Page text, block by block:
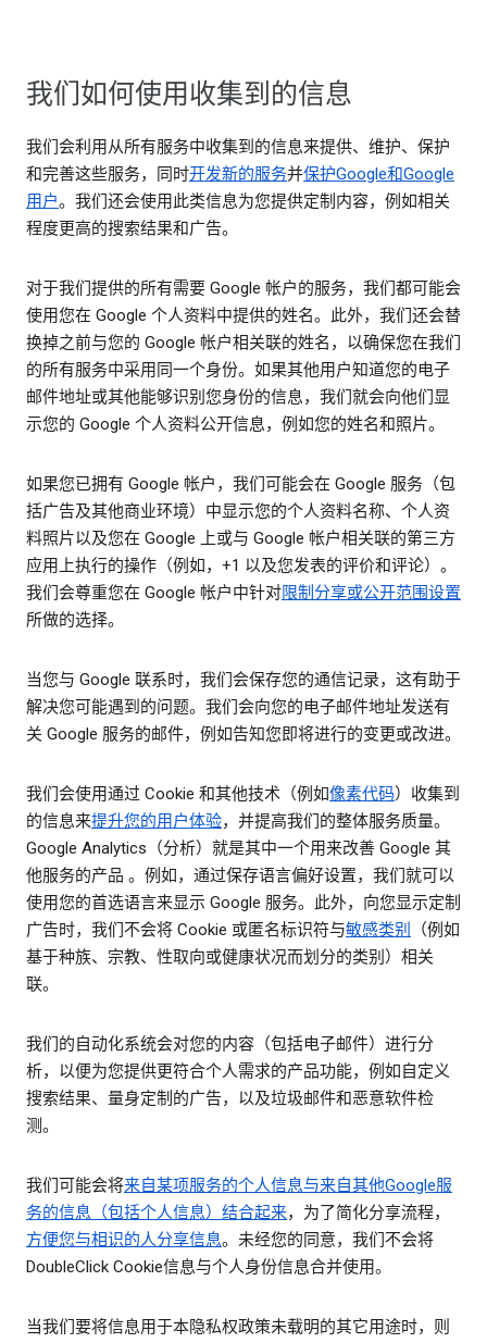
我们如何使用收集到的信息
我们会利用从所有服务中收集到的信息来提供、维护、保护
和完善这些服务，同时开发新的服务并保护Google和Google
用户。我们还会使用此类信息为您提供定制内容，例如相关
程度更高的搜索结果和广告。
对于我们提供的所有需要 Google 帐户的服务，我们都可能会
使用您在 Google 个人资料中提供的姓名。此外，我们还会替
换掉之前与您的 Google 帐户相关联的姓名，以确保您在我们
的所有服务中采用同一个身份。如果其他用户知道您的电子
邮件地址或其他能够识别您身份的信息，我们就会向他们显
示您的 Google 个人资料公开信息，例如您的姓名和照片。
如果您已拥有 Google 帐户，我们可能会在 Google 服务（包
括广告及其他商业环境）中显示您的个人资料名称、个人资
料照片以及您在 Google 上或与 Google 帐户相关联的第三方
应用上执行的操作（例如，+1 以及您发表的评价和评论）。
我们会尊重您在 Google 帐户中针对限制分享或公开范围设置
所做的选择。
当您与 Google 联系时，我们会保存您的通信记录，这有助于
解决您可能遇到的问题。我们会向您的电子邮件地址发送有
关 Google 服务的邮件，例如告知您即将进行的变更或改进。
我们会使用通过 Cookie 和其他技术（例如像素代码）收集到
的信息来提升您的用户体验，并提高我们的整体服务质量。
Google Analytics（分析）就是其中一个用来改善 Google 其
他服务的产品 。例如，通过保存语言偏好设置，我们就可以
使用您的首选语言来显示 Google 服务。此外，向您显示定制
广告时，我们不会将 Cookie 或匿名标识符与敏感类别
（例如
基于种族、宗教、性取向或健康状况而划分的类别）相关
联。
我们的自动化系统会对您的内容（包括电子邮件）进行分
析，以便为您提供更符合个人需求的产品功能，例如自定义
搜索结果、量身定制的广告，以及垃圾邮件和恶意软件检
测。
我们可能会将来自某项服务的个人信息与来自其他Google服
务的信息（包括个人信息）结合起来，为了简化分享流程，
方便您与相识的人分享信息。未经您的同意，我们不会将
DoubleClick Cookie信息与个人身份信息合并使用。
当我们要将信息用于本隐私权政策未载明的其它用途时，则